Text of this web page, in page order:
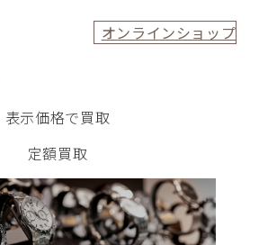
オンラインショップ
表示価格で買取
定額買取